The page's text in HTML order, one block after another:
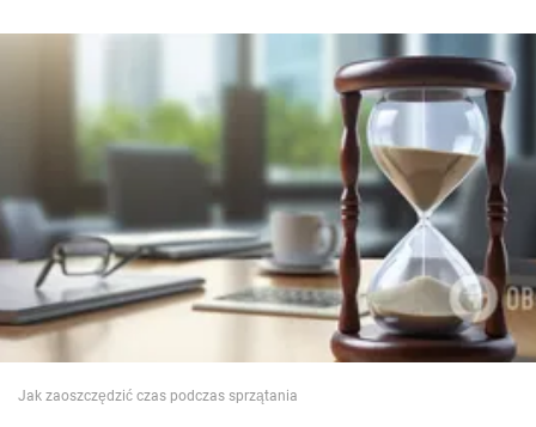
Wojna na Ukrainie
Świat
Jedzenie
Jak zaoszczędzić czas podczas sprzątania